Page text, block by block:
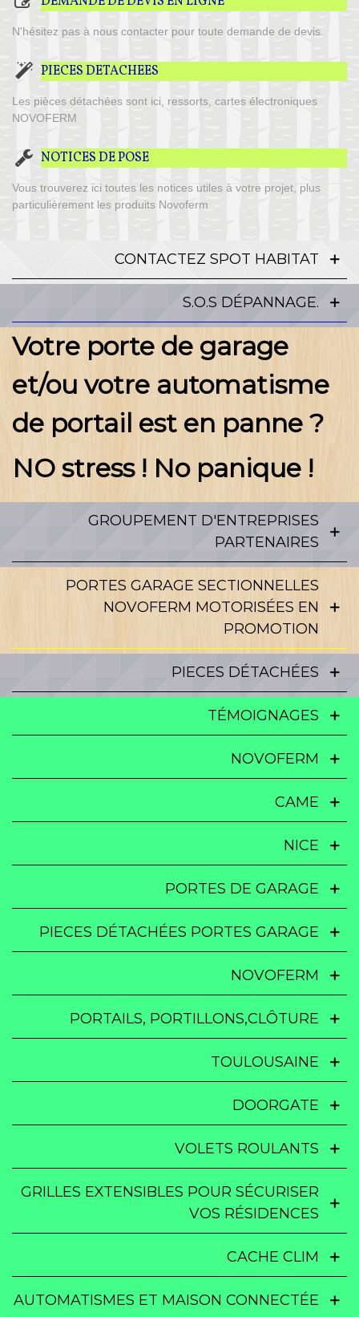
N'hésitez pas à nous contacter pour toute demande de devis.
PIECES DETACHEES
Les pièces détachées sont ici, ressorts, cartes électroniques
NOVOFERM
NOTICES DE POSE
Vous trouverez ici toutes les notices utiles à votre projet, plus
particulièrement les produits Novoferm
CONTACTEZ SPOT HABITAT
S.O.S DÉPANNAGE.
Votre porte de garage
et/ou votre automatisme
de portail est en panne ?
NO stress ! No panique !
GROUPEMENT D'ENTREPRISES
PARTENAIRES
PORTES GARAGE SECTIONNELLES
NOVOFERM MOTORISÉES EN
PROMOTION
PIECES DÉTACHÉES
TÉMOIGNAGES
NOVOFERM
CAME
NICE
PORTES DE GARAGE
PIECES DÉTACHÉES PORTES GARAGE
NOVOFERM
PORTAILS, PORTILLONS,CLÔTURE
TOULOUSAINE
DOORGATE
VOLETS ROULANTS
GRILLES EXTENSIBLES POUR SÉCURISER
VOS RÉSIDENCES
CACHE CLIM
AUTOMATISMES ET MAISON CONNECTÉE